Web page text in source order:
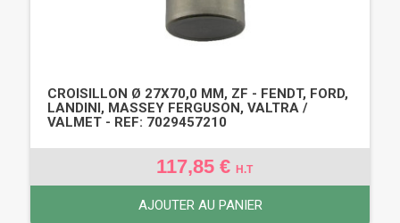
CROISILLON Ø 27X70,0 MM, ZF - FENDT, FORD,
LANDINI, MASSEY FERGUSON, VALTRA /
VALMET - REF: 7029457210
117,85 € H.T
AJOUTER AU PANIER